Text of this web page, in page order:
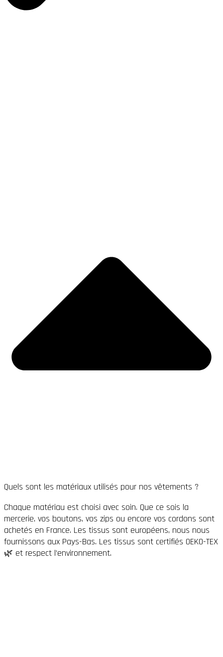
Quels sont les matériaux utilisés pour nos vêtements ?
Chaque matériau est choisi avec soin. Que ce sois la
mercerie, vos boutons, vos zips ou encore vos cordons sont
achetés en France. Les tissus sont européens, nous nous
fournissons aux Pays-Bas. Les tissus sont certifiés OEKO-TEX
🌿 et respect l’environnement.